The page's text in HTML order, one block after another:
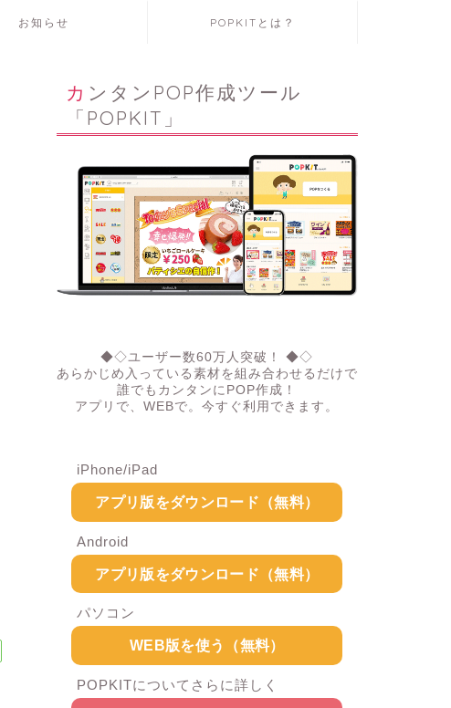
お知らせ POPKITとは？
カンタンPOP作成ツール
「POPKIT」
◆◇ユーザー数60万人突破！ ◆◇
あらかじめ入っている素材を組み合わせるだけで
誰でもカンタンにPOP作成！
アプリで、WEBで。今すぐ利用できます。
iPhone/iPad
アプリ版をダウンロード（無料）
Android
アプリ版をダウンロード（無料）
パソコン
WEB版を使う（無料）
POPKITについてさらに詳しく